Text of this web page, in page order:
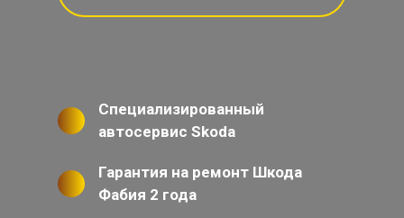
Специализированный
автосервис Skoda
Гарантия на ремонт Шкода
Фабия 2 года